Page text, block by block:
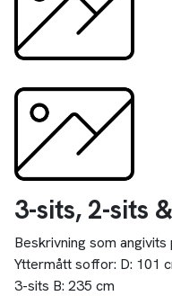
3-sits, 2-sits
Beskrivning som angivits
Yttermått soffor: D: 101
3-sits B: 235 cm